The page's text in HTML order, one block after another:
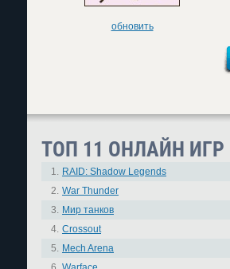
обновить
ТОП 11 ОНЛАЙН ИГР
1. RAID: Shadow Legends
2. War Thunder
3. Мир танков
4. Crossout
5. Mech Arena